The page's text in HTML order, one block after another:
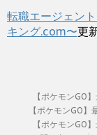
転職エージェン
キング.com〜更
【ポケモンGO
【ポケモンGO】
【ポケモンGO